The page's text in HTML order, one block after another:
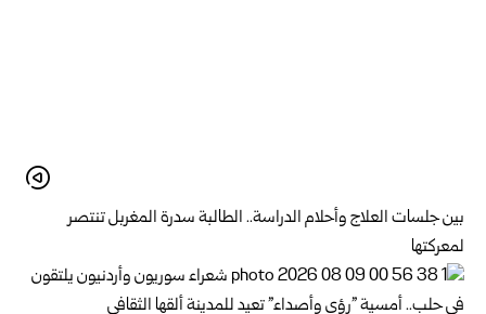
بين جلسات العلاج وأحلام الدراسة.. الطالبة سدرة المغربل تنتصر
لمعركتها